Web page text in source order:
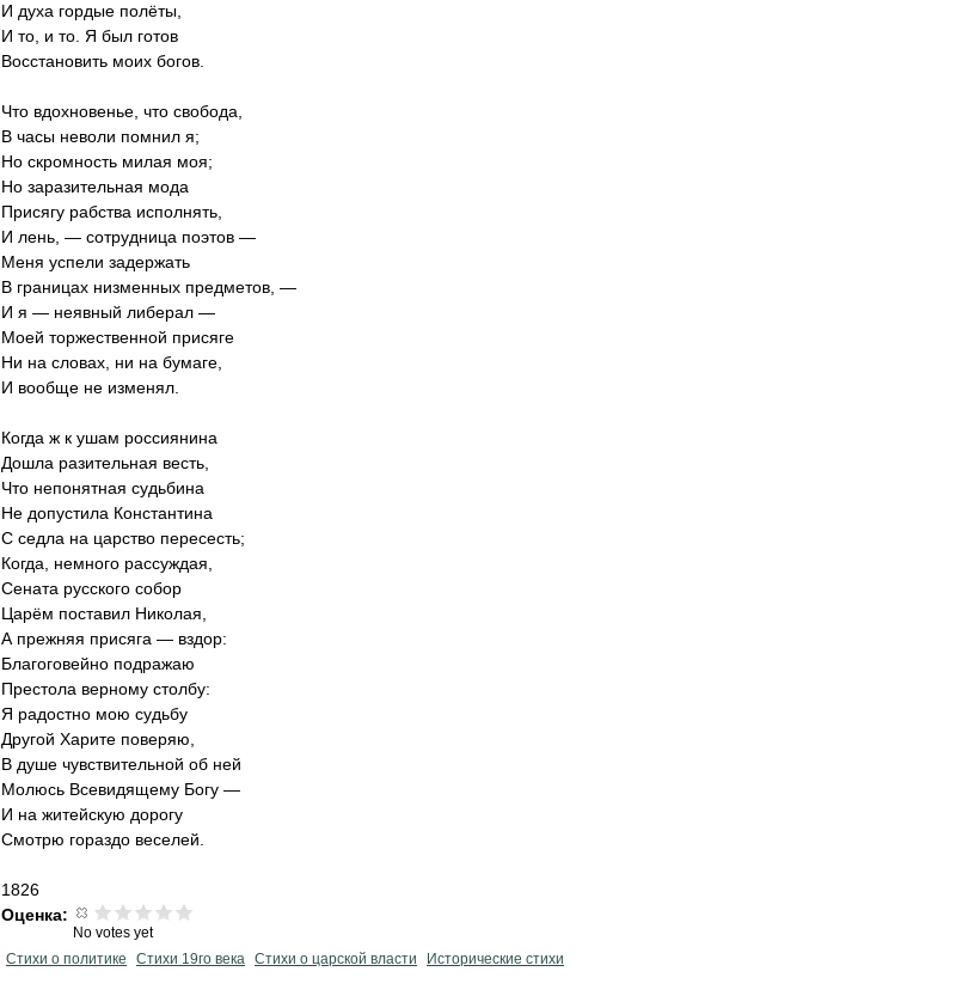
И духа гордые полёты,
И то, и то. Я был готов
Восстановить моих богов.
Что вдохновенье, что свобода,
В часы неволи помнил я;
Но скромность милая моя;
Но заразительная мода
Присягу рабства исполнять,
И лень, — сотрудница поэтов —
Меня успели задержать
В границах низменных предметов, —
И я — неявный либерал —
Моей торжественной присяге
Ни на словах, ни на бумаге,
И вообще не изменял.
Когда ж к ушам россиянина
Дошла разительная весть,
Что непонятная судьбина
Не допустила Константина
С седла на царство пересесть;
Когда, немного рассуждая,
Сената русского собор
Царём поставил Николая,
А прежняя присяга — вздор:
Благоговейно подражаю
Престола верному столбу:
Я радостно мою судьбу
Другой Харите поверяю,
В душе чувствительной об ней
Молюсь Всевидящему Богу —
И на житейскую дорогу
Смотрю гораздо веселей.
1826
Оценка:
No votes yet
Стихи о политике
Стихи 19го века Стихи о царской власти Исторические стихи